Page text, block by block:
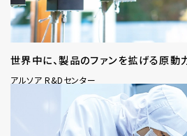
世界中に、製品のファンを拡げる原動
アルソア R&Dセンター